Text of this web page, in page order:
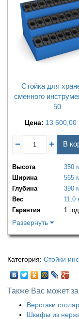
Стойка для
сменного
50
Цена: 13 600,00
В
Высота
350
Ширина
565
Глубина
390
Вес
11,0
Гарантия
1 год
Развернуть
Категория: Стойки
Также Вас может
Верстаки
Шкафы из